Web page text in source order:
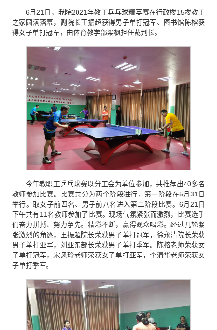
6月21日，我院2021年教工乒乓球精英赛在行政楼15楼教工
之家圆满落幕，副院长王振超获得男子单打冠军、图书馆陈榕获
得女子单打冠军，由体育教学部梁枫担任裁判长。
今年教职工乒乓球赛以分工会为单位参加，共推荐出40多名
教师参加比赛。比赛共分为两个阶段进行，第一阶段在5月31日
举行。取女子前四名、男子前八名进入第二阶段比赛。6月21日
下午共有11名教师参加了比赛。现场气氛紧张而激烈，比赛选手
们奋力拼搏、努力争先。精彩不断，赢得观众喝彩。经过几轮紧
张激烈的角逐，王振超院长荣获男子单打冠军，徐永清院长荣获
男子单打亚军，刘亚东部长荣获男子单打季军。陈榕老师荣获女
子单打冠军，宋风玲老师荣获女子单打亚军，李清华老师荣获女
子单打季军。